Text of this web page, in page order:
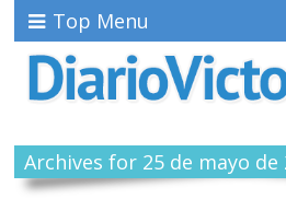
Top Menu
Archives for 25 de mayo de